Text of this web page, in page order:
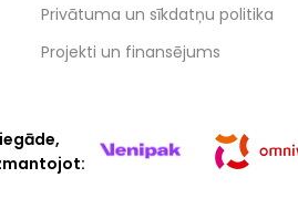
Privātuma un sīkdatņu politika
Projekti un finansējums